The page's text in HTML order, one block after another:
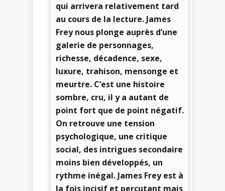
qui arrivera relativement tard
au cours de la lecture. James
Frey nous plonge auprès d’une
galerie de personnages,
richesse, décadence, sexe,
luxure, trahison, mensonge et
meurtre. C’est une histoire
sombre, cru, il y a autant de
point fort que de point négatif.
On retrouve une tension
psychologique, une critique
social, des intrigues secondaire
moins bien développés, un
rythme inégal. James Frey est à
la fois incisif et percutant mais